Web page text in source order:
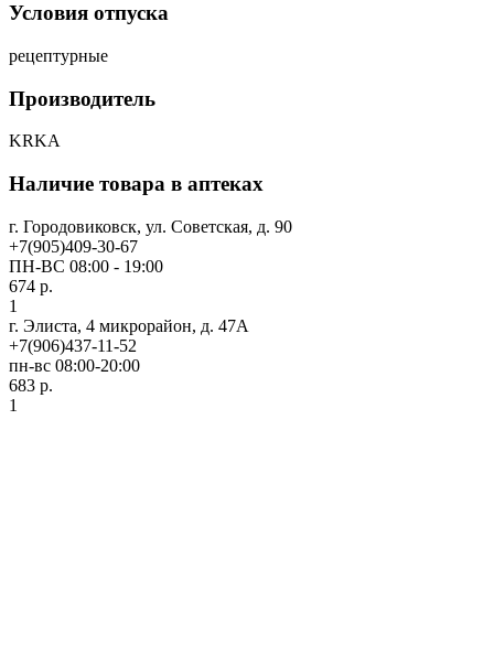
Условия отпуска
рецептурные
Производитель
KRKA
Наличие товара в аптеках
г. Городовиковск, ул. Советская, д. 90
+7(905)409-30-67
ПН-ВС 08:00 - 19:00
674 р.
1
г. Элиста, 4 микрорайон, д. 47А
+7(906)437-11-52
пн-вс 08:00-20:00
683 р.
1